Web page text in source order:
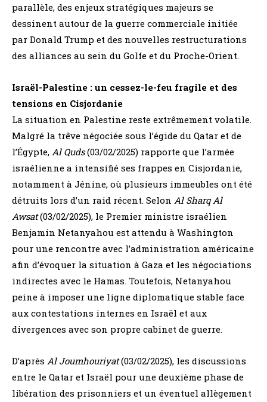
parallèle, des enjeux stratégiques majeurs se
dessinent autour de la guerre commerciale initiée
par Donald Trump et des nouvelles restructurations
des alliances au sein du Golfe et du Proche-Orient.
Israël-Palestine : un cessez-le-feu fragile et des
tensions en Cisjordanie
La situation en Palestine reste extrêmement volatile.
Malgré la trêve négociée sous l’égide du Qatar et de
l’Égypte, Al Quds(03/02/2025) rapporte que l’armée
israélienne a intensifié ses frappes en Cisjordanie,
notamment à Jénine, où plusieurs immeubles ont été
détruits lors d’un raid récent. Selon Al Sharq Al
Awsat(03/02/2025), le Premier ministre israélien
Benjamin Netanyahou est attendu à Washington
pour une rencontre avec l’administration américaine
afin d’évoquer la situation à Gaza et les négociations
indirectes avec le Hamas. Toutefois, Netanyahou
peine à imposer une ligne diplomatique stable face
aux contestations internes en Israël et aux
divergences avec son propre cabinet de guerre.
D’après Al Joumhouriyat(03/02/2025), les discussions
entre le Qatar et Israël pour une deuxième phase de
libération des prisonniers et un éventuel allègement